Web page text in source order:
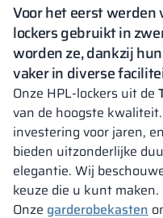
Voor het eerst
lockers gebruikt in
worden ze, dankzij
vaker in diverse
Onze HPL-lockers uit de
van de hoogste
investering voor jaren,
bieden uitzonderlijke
elegantie. Wij
keuze die u kunt maken.
Onze garderobekasten